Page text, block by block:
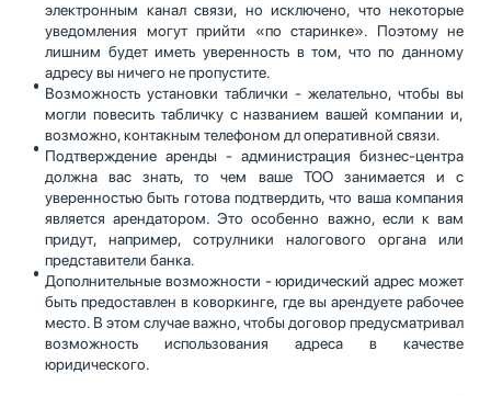
электронным канал связи, но исключено, что некоторые
уведомления могут прийти «по старинке». Поэтому не
лишним будет иметь уверенность в том, что по данному
адресу вы ничего не пропустите.
Возможность установки таблички - желательно, чтобы вы
могли повесить табличку с названием вашей компании и,
возможно, контакным телефоном дл оперативной связи.
Подтверждение аренды - администрация бизнес-центра
должна вас знать, то чем ваше ТОО занимается и с
уверенностью быть готова подтвердить, что ваша компания
является арендатором. Это особенно важно, если к вам
придут, например, сотрулники налогового органа или
представители банка.
Дополнительные возможности - юридический адрес может
быть предоставлен в коворкинге, где вы арендуете рабочее
место. В этом случае важно, чтобы договор предусматривал
возможность использования адреса в качестве
юридического.